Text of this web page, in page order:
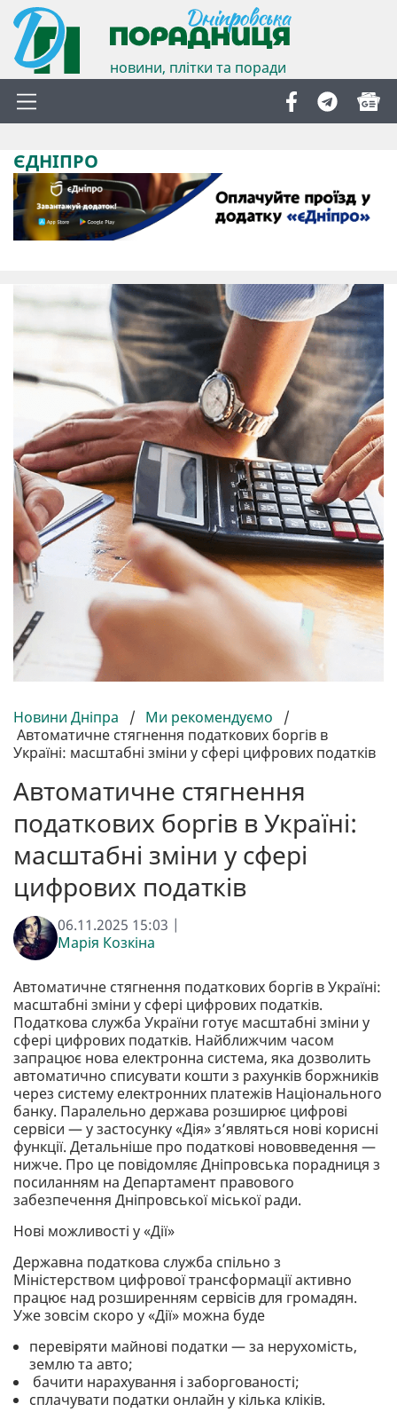
новини, плітки та поради
ЄДНІПРО
Новини Дніпра / Ми рекомендуємо
/
Автоматичне стягнення податкових боргів в
Україні: масштабні зміни у сфері цифрових податків
Автоматичне стягнення
податкових боргів в Україні:
масштабні зміни у сфері
цифрових податків
06.11.2025 15:03 |
Марія Козкіна
Автоматичне стягнення податкових боргів в Україні:
масштабні зміни у сфері цифрових податків.
Податкова служба України готує масштабні зміни у
сфері цифрових податків. Найближчим часом
запрацює нова електронна система, яка дозволить
автоматично списувати кошти з рахунків боржників
через систему електронних платежів Національного
банку. Паралельно держава розширює цифрові
сервіси — у застосунку «Дія» з’являться нові корисні
функції. Детальніше про податкові нововведення —
нижче. Про це повідомляє Дніпровська порадниця з
посиланням на Департамент правового
забезпечення Дніпровської міської ради.
Нові можливості у «Дії»
Державна податкова служба спільно з
Міністерством цифрової трансформації активно
працює над розширенням сервісів для громадян.
Уже зовсім скоро у «Дії» можна буде
перевіряти майнові податки — за нерухомість,
землю та авто;
бачити нарахування і заборгованості;
сплачувати податки онлайн у кілька кліків.